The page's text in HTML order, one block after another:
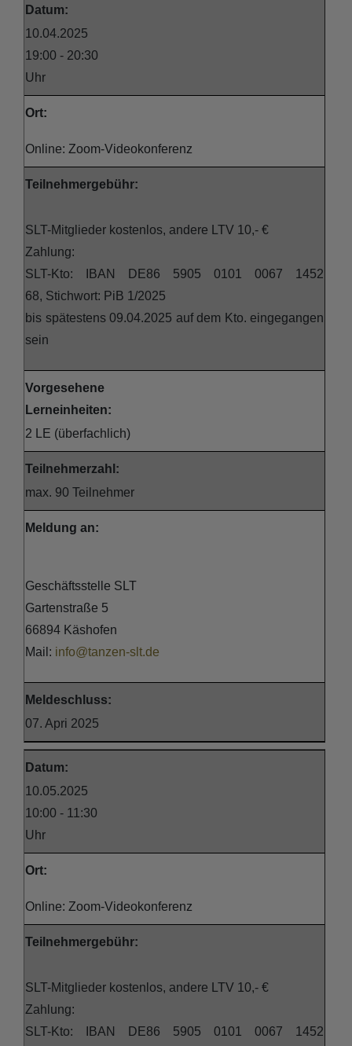
Datum:
10.04.2025
19:00 - 20:30
Uhr
Ort:
Online: Zoom-Videokonferenz
Teilnehmergebühr:
SLT-Mitglieder kostenlos, andere LTV 10,- €
Zahlung:
SLT-Kto: IBAN DE86 5905 0101 0067 1452
68, Stichwort: PiB 1/2025
bis spätestens 09.04.2025 auf dem Kto. eingegangen
sein
Vorgesehene
Lerneinheiten:
2 LE (überfachlich)
Teilnehmerzahl:
max. 90 Teilnehmer
Meldung an:
Geschäftsstelle SLT
Gartenstraße 5
66894 Käshofen
Mail: info@tanzen-slt.de
Meldeschluss:
07. Apri 2025
Datum:
10.05.2025
10:00 - 11:30
Uhr
Ort:
Online: Zoom-Videokonferenz
Teilnehmergebühr:
SLT-Mitglieder kostenlos, andere LTV 10,- €
Zahlung:
SLT-Kto: IBAN DE86 5905 0101 0067 1452